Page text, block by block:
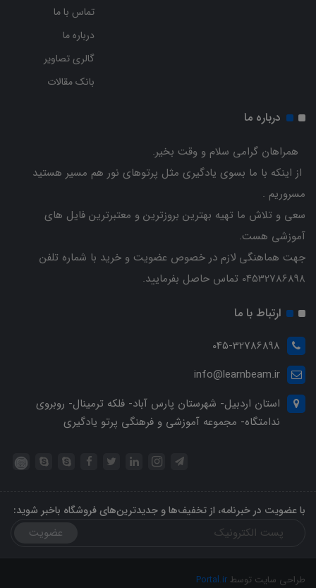
تماس با ما
درباره ما
گالری تصاویر
بانک مقالات
درباره ما
همراهان گرامی سلام و وقت بخیر.
از اینکه با ما بسوی یادگیری مثل پرتوهای نور هم مسیر هستید
مسروریم .
سعی و تلاش ما تهیه بهترین بروزترین و معتبرترین فایل های
آموزشی هست.
جهت هماهنگی لازم در خصوص عضویت و خرید با شماره تلفن
04532786898 تماس حاصل بفرمایید.
ارتباط با ما
045-32786898
info@learnbeam.ir
استان اردبیل- شهرستان پارس آباد- فلکه ترمینال- روبروی
ندامتگاه- مجموعه آموزشی و فرهنگی پرتو یادگیری
با عضویت در خبرنامه، از تخفیف‌ها و جدیدترین‌های فروشگاه باخبر شوید:
عضویت
طراحی سایت توسط Portal.ir